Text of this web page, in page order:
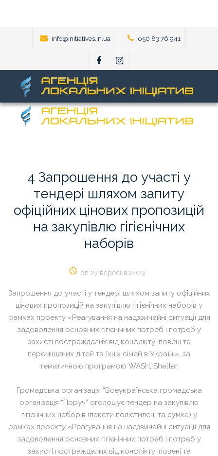
info@initiatives.in.ua 050 83 76 941
4 Запрошення до участі у
тендері шляхом запиту
офіційних цінових пропозицій
на закупівлю гігієнічних
наборів
on 27 вересня 2023
Запрошення до участі у тендері шляхом запиту офіційних
цінових пропозицій на закупівлю гігієнічних наборів у
рамках проекту «Реагування на надзвичайні ситуації для
задоволення основних гігієнічних потреб і потреб у
захисті постраждалих від конфлікту, повені та
переміщених дітей та їхніх сімей в Україні», за
тематичною програмою WASH, Shelter.
Громадська організація “Всеукраїнська громадська
організація “Поруч” оголошує тендер на закупівлю
гігієнічних наборів (пакети поліетилені та сумка) у
рамках проекту «Реагування на надзвичайні ситуації для
задоволення основних гігієнічних потреб і потреб у
захисті постраждалих від конфлікту, повені та